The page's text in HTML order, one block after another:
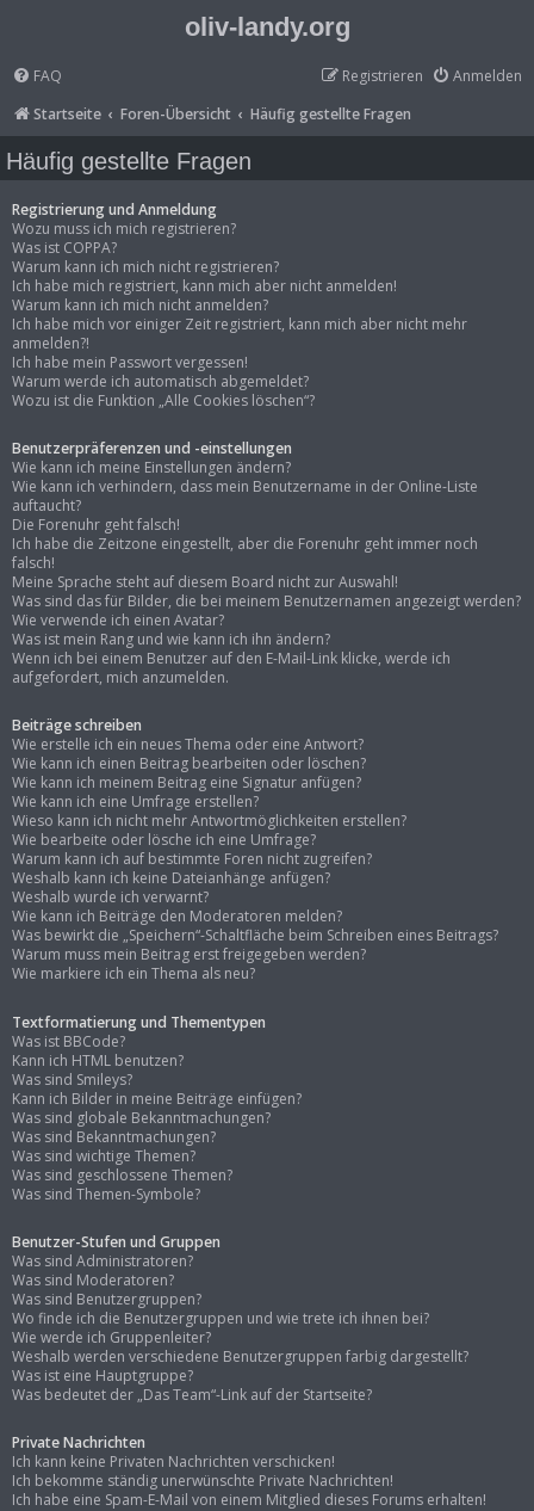
oliv-landy.org
FAQ Anmelden
Registrieren
Startseite
Foren-Übersicht Häufig gestellte Fragen
Häufig gestellte Fragen
Registrierung und Anmeldung
Wozu muss ich mich registrieren?
Was ist COPPA?
Warum kann ich mich nicht registrieren?
Ich habe mich registriert, kann mich aber nicht anmelden!
Warum kann ich mich nicht anmelden?
Ich habe mich vor einiger Zeit registriert, kann mich aber nicht mehr
anmelden?!
Ich habe mein Passwort vergessen!
Warum werde ich automatisch abgemeldet?
Wozu ist die Funktion „Alle Cookies löschen“?
Benutzerpräferenzen und -einstellungen
Wie kann ich meine Einstellungen ändern?
Wie kann ich verhindern, dass mein Benutzername in der Online-Liste
auftaucht?
Die Forenuhr geht falsch!
Ich habe die Zeitzone eingestellt, aber die Forenuhr geht immer noch
falsch!
Meine Sprache steht auf diesem Board nicht zur Auswahl!
Was sind das für Bilder, die bei meinem Benutzernamen angezeigt werden?
Wie verwende ich einen Avatar?
Was ist mein Rang und wie kann ich ihn ändern?
Wenn ich bei einem Benutzer auf den E-Mail-Link klicke, werde ich
aufgefordert, mich anzumelden.
Beiträge schreiben
Wie erstelle ich ein neues Thema oder eine Antwort?
Wie kann ich einen Beitrag bearbeiten oder löschen?
Wie kann ich meinem Beitrag eine Signatur anfügen?
Wie kann ich eine Umfrage erstellen?
Wieso kann ich nicht mehr Antwortmöglichkeiten erstellen?
Wie bearbeite oder lösche ich eine Umfrage?
Warum kann ich auf bestimmte Foren nicht zugreifen?
Weshalb kann ich keine Dateianhänge anfügen?
Weshalb wurde ich verwarnt?
Wie kann ich Beiträge den Moderatoren melden?
Was bewirkt die „Speichern“-Schaltfläche beim Schreiben eines Beitrags?
Warum muss mein Beitrag erst freigegeben werden?
Wie markiere ich ein Thema als neu?
Textformatierung und Thementypen
Was ist BBCode?
Kann ich HTML benutzen?
Was sind Smileys?
Kann ich Bilder in meine Beiträge einfügen?
Was sind globale Bekanntmachungen?
Was sind Bekanntmachungen?
Was sind wichtige Themen?
Was sind geschlossene Themen?
Was sind Themen-Symbole?
Benutzer-Stufen und Gruppen
Was sind Administratoren?
Was sind Moderatoren?
Was sind Benutzergruppen?
Wo finde ich die Benutzergruppen und wie trete ich ihnen bei?
Wie werde ich Gruppenleiter?
Weshalb werden verschiedene Benutzergruppen farbig dargestellt?
Was ist eine Hauptgruppe?
Was bedeutet der „Das Team“-Link auf der Startseite?
Private Nachrichten
Ich kann keine Privaten Nachrichten verschicken!
Ich bekomme ständig unerwünschte Private Nachrichten!
Ich habe eine Spam-E-Mail von einem Mitglied dieses Forums erhalten!